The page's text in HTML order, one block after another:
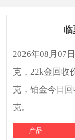
2026年08月07
克，22k金回收
克，铂金今日
克。
产品